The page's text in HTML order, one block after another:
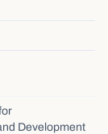
Development